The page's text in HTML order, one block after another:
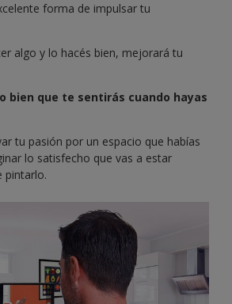
forma de impulsar tu
algo y lo hacés bien, mejorará tu
bien que te sentirás cuando hayas
tu pasión por un espacio que habías
lo satisfecho que vas a estar
pintarlo.